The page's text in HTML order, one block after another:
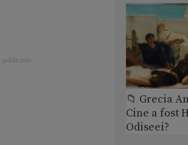
📁 Grecia
Cine a fost
Odiseei?